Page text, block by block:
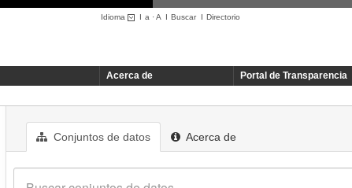
Idioma I a ·A I BuscarI Directorio
Acerca de Portal de Transparencia
Conjuntos de datos Acerca de